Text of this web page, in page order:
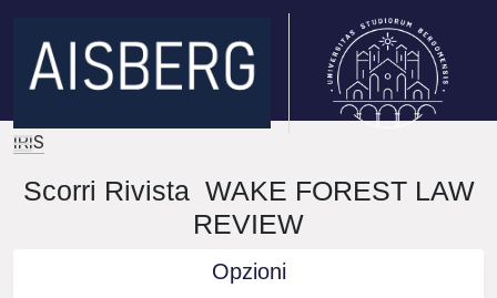
IRIS
Scorri Rivista WAKE FOREST LAW
REVIEW
Opzioni